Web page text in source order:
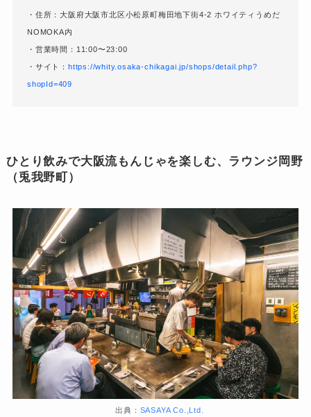
・住所：大阪府大阪市北区小松原町梅田地下街4-2 ホワイティうめだ
NOMOKA内
・営業時間：11:00〜23:00
・サイト： https://whity.osaka-chikagai.jp/shops/detail.php?
shopId=409
ひとり飲みで大阪流もんじゃを楽しむ、ラウンジ岡野
（兎我野町）
出典： SASAYA Co.,Ltd.